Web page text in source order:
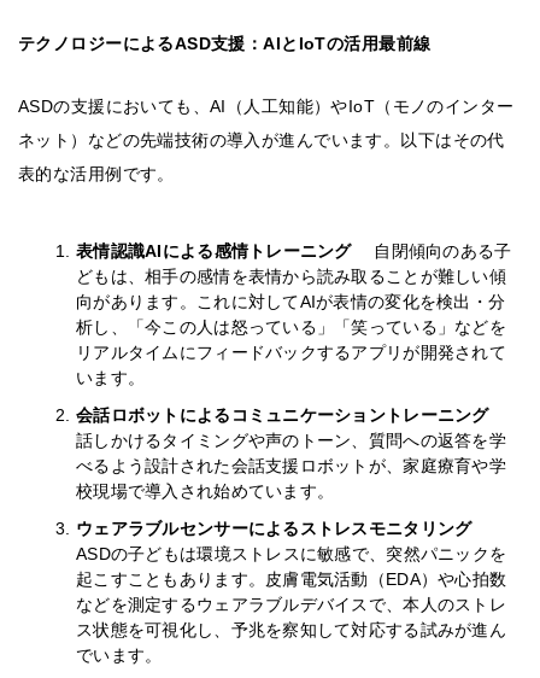
テクノロジーによるASD支援：AIとIoTの活用最前線
ASDの支援においても、AI（人工知能）やIoT（モノのインター
ネット）などの先端技術の導入が進んでいます。以下はその代
表的な活用例です。
表情認識AIによる感情トレーニング
自閉傾向のある子
どもは、相手の感情を表情から読み取ることが難しい傾
向があります。これに対してAIが表情の変化を検出・分
析し、「今この人は怒っている」「笑っている」などを
リアルタイムにフィードバックするアプリが開発されて
います。
会話ロボットによるコミュニケーショントレーニング
話しかけるタイミングや声のトーン、質問への返答を学
べるよう設計された会話支援ロボットが、家庭療育や学
校現場で導入され始めています。
ウェアラブルセンサーによるストレスモニタリング
ASDの子どもは環境ストレスに敏感で、突然パニックを
起こすこともあります。皮膚電気活動（EDA）や心拍数
などを測定するウェアラブルデバイスで、本人のストレ
ス状態を可視化し、予兆を察知して対応する試みが進ん
でいます。